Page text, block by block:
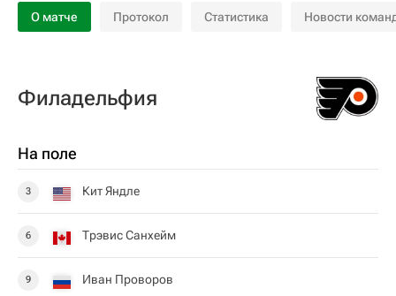
О матче Протокол Статистика Новости
Филадельфия
На поле
3 Кит Яндле
6 Трэвис Санхейм
9 Иван Проворов